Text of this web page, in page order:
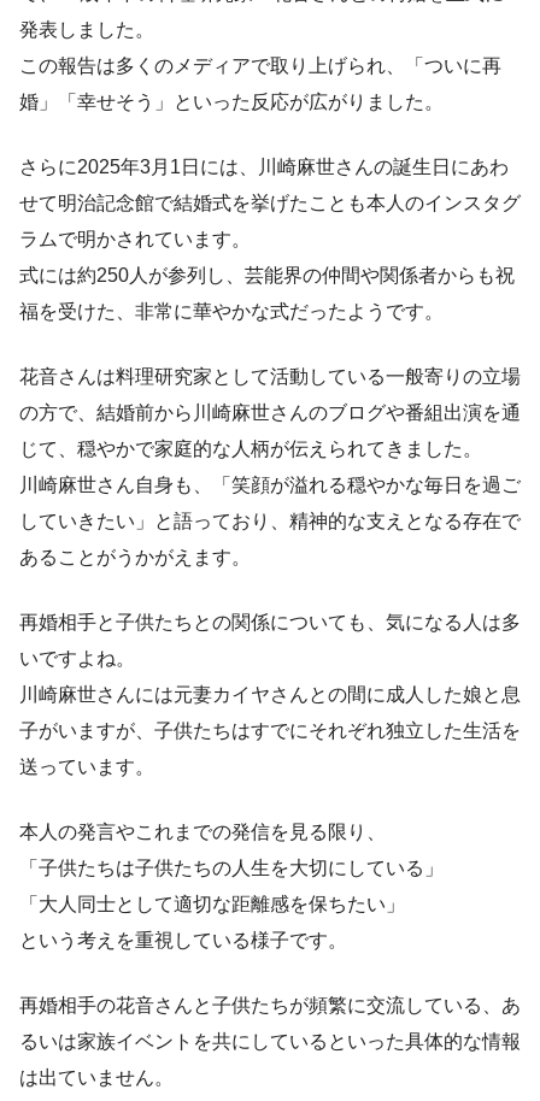
発表しました。
この報告は多くのメディアで取り上げられ、「ついに再
婚」「幸せそう」といった反応が広がりました。
さらに2025年3月1日には、川崎麻世さんの誕生日にあわ
せて明治記念館で結婚式を挙げたことも本人のインスタグ
ラムで明かされています。
式には約250人が参列し、芸能界の仲間や関係者からも祝
福を受けた、非常に華やかな式だったようです。
花音さんは料理研究家として活動している一般寄りの立場
の方で、結婚前から川崎麻世さんのブログや番組出演を通
じて、穏やかで家庭的な人柄が伝えられてきました。
川崎麻世さん自身も、「笑顔が溢れる穏やかな毎日を過ご
していきたい」と語っており、精神的な支えとなる存在で
あることがうかがえます。
再婚相手と子供たちとの関係についても、気になる人は多
いですよね。
川崎麻世さんには元妻カイヤさんとの間に成人した娘と息
子がいますが、子供たちはすでにそれぞれ独立した生活を
送っています。
本人の発言やこれまでの発信を見る限り、
「子供たちは子供たちの人生を大切にしている」
「大人同士として適切な距離感を保ちたい」
という考えを重視している様子です。
再婚相手の花音さんと子供たちが頻繁に交流している、あ
るいは家族イベントを共にしているといった具体的な情報
は出ていません。